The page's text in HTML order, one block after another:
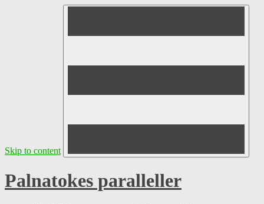
Skip to content
Palnatokes paralleller